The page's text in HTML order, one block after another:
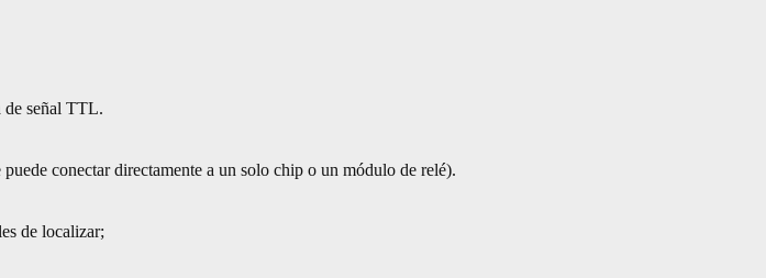
de señal TTL.
conectar directamente a un solo chip o un módulo de relé).
de localizar;